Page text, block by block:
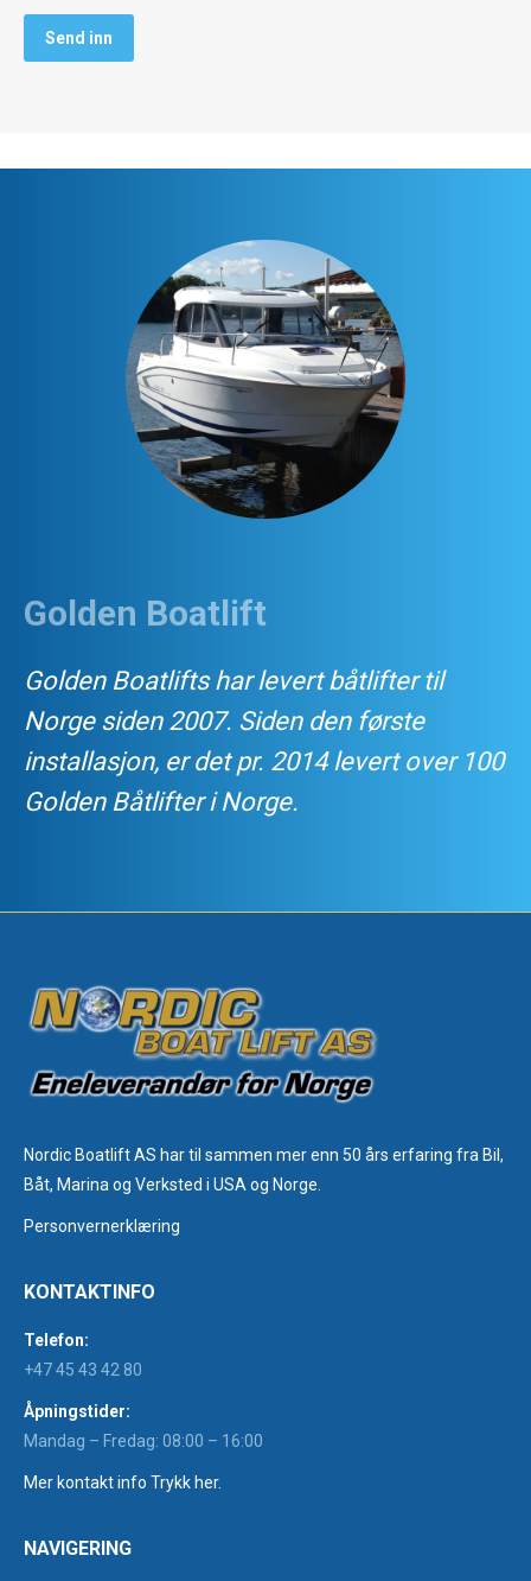
Golden Boatlift
Golden Boatlifts har levert båtlifter til
Norge siden 2007. Siden den første
installasjon, er det pr. 2014 levert over 100
Golden Båtlifter i Norge.
Nordic Boatlift AS har til sammen mer enn 50 års erfaring fra Bil,
Båt, Marina og Verksted i USA og Norge.
Personvernerklæring
KONTAKTINFO
Telefon:
+47 45 43 42 80
Åpningstider:
Mandag – Fredag: 08:00 – 16:00
Mer kontakt info Trykk her.
NAVIGERING